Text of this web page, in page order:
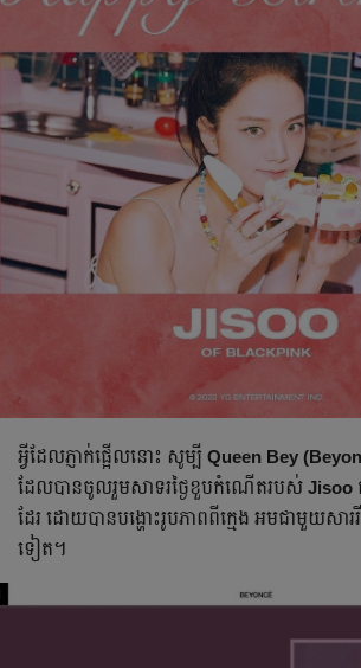
អ្វី​ដែល​ភ្ញាក់ផ្អើល​នោះ សូម្បី Queen Bey
ដែល​បាន​ចូលរួម​សាទរ​ថ្ងៃខួប​កំណើតរបស់ Jisoo
ដែរ ដោយ​បាន​បង្ហោះ​រូបភាពពីក្មេង អមជាមួយសារ
ទៀត។